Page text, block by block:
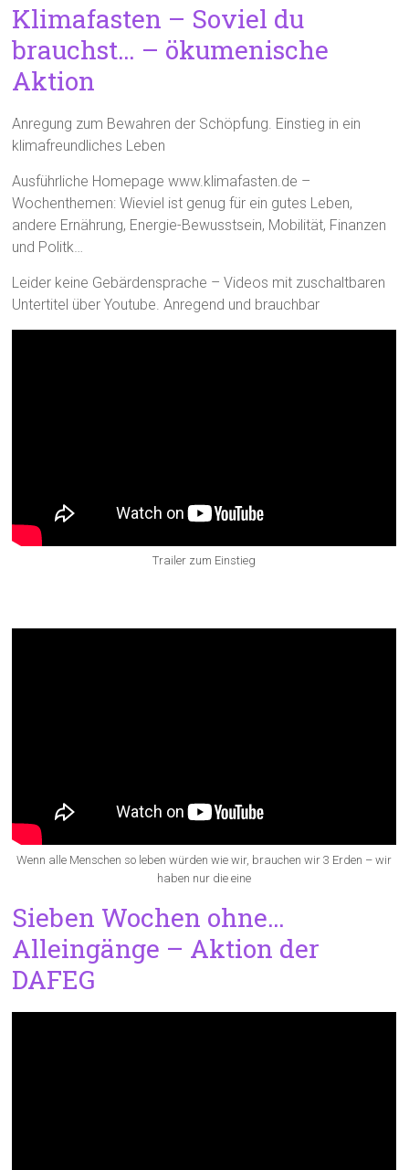
Klimafasten – Soviel du
brauchst… – ökumenische
Aktion
Anregung zum Bewahren der Schöpfung. Einstieg in ein
klimafreundliches Leben
Ausführliche Homepage www.klimafasten.de –
Wochenthemen: Wieviel ist genug für ein gutes Leben,
andere Ernährung, Energie-Bewusstsein, Mobilität, Finanzen
und Politk…
Leider keine Gebärdensprache – Videos mit zuschaltbaren
Untertitel über Youtube. Anregend und brauchbar
Trailer zum Einstieg
Wenn alle Menschen so leben würden wie wir, brauchen wir 3 Erden – wir
haben nur die eine
Sieben Wochen ohne…
Alleingänge – Aktion der
DAFEG